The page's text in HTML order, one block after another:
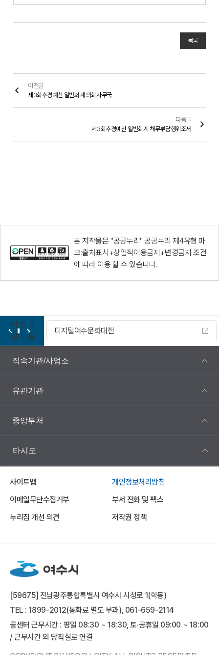
목록
이전글
제3회추경예산 일반회계 의회사무국
다음글
제3회추경예산 일반회계 채무부담행위조서
본 저작물은 "공공누리"공공누리 제4유형 마
크:출처표시+상업적이용금지+변경금지 조건
에 따라 이용 할 수 있습니다.
이
전
정
지
다
음
디지털여수문화대전
직속기관/사업소
유관기관
중앙부처
타시도
사이트맵
개인정보처리방침
이메일무단수집거부
부서 전화 및 팩스
누리집 개선 의견
저작권 정책
[59675] 전남광주통합특별시 여수시 시청로 1(학동)
TEL : 1899-2012(통화료 별도 부과), 061-659-2114
콜센터 근무시간 : 평일 08:30 ~ 18:30, 토·공휴일 09:00 ~ 18:00
/ 근무시간 외 당직실로 연결